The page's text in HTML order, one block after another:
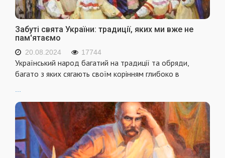
Забуті свята України: традиції, яких ми вже не
пам'ятаємо
20.08.2024 17744
Український народ багатий на традиції та обряди,
багато з яких сягають своїм корінням глибоко в
...